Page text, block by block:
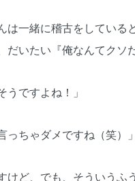
は一緒に稽古をしている
だいたい『俺なんてクソ
うですよね！」
っちゃダメですね（笑）」
けど、でも、そういう